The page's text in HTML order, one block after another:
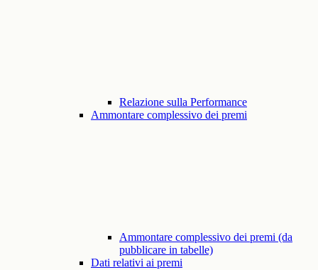
Relazione sulla Performance
Ammontare complessivo dei premi
Ammontare complessivo dei premi (da
pubblicare in tabelle)
Dati relativi ai premi